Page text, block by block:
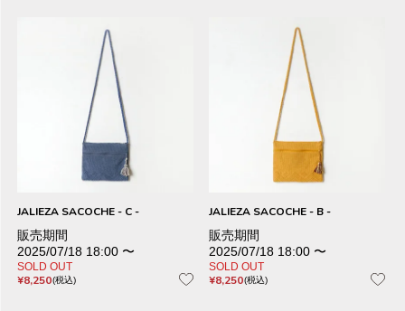
JALIEZA SACOCHE - C -
販売期間
2025/07/18 18:00 〜
SOLD OUT
¥8,250 税込
JALIEZA SACOCHE - B -
販売期間
2025/07/18 18:00 〜
SOLD OUT
¥8,250 税込